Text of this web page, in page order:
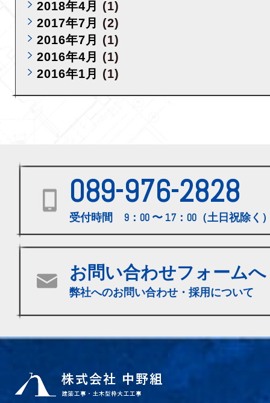
2018年4月
(1)
2017年7月
(2)
2016年7月
(1)
2016年4月
(1)
2016年1月
(1)
089-976-2828
受付時間 9：00 〜 17：00（土日祝除く
お問い合わせフォームへ
弊社へのお問い合わせ・採用について